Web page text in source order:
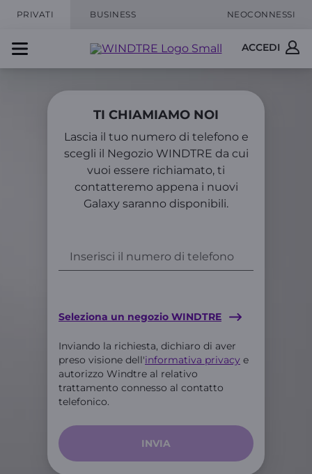
PRIVATI BUSINESS NEOCONNESSI
ACCEDI
TI CHIAMIAMO NOI
Lascia il tuo numero di telefono e
scegli il Negozio WINDTRE da cui
vuoi essere richiamato, ti
contatteremo appena i nuovi
Galaxy saranno disponibili.
Seleziona un negozio WINDTRE
Inviando la richiesta, dichiaro di aver
preso visione dell'informativa privacy e
autorizzo Windtre al relativo
trattamento connesso al contatto
telefonico.
INVIA